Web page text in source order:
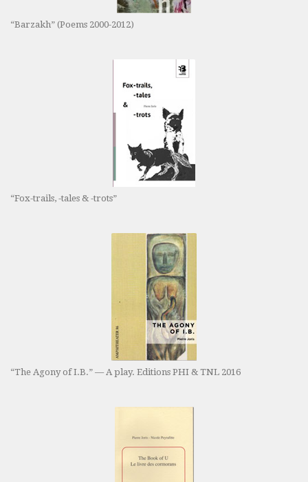
“Barzakh” (Poems 2000-2012)
“Fox-trails, -tales & -trots”
“The Agony of I.B.” — A play. Editions PHI & TNL 2016